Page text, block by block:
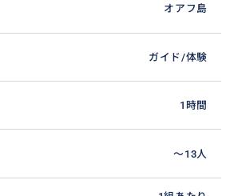
オアフ島
ガイド/体験
1時間
〜13人